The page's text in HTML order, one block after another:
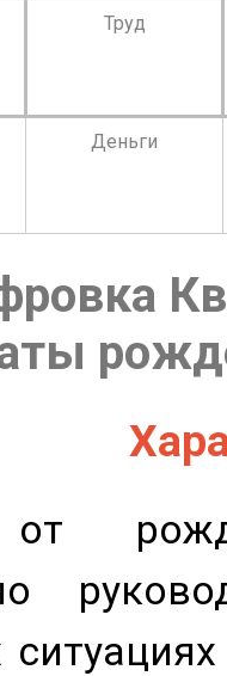
Труд
Деньги